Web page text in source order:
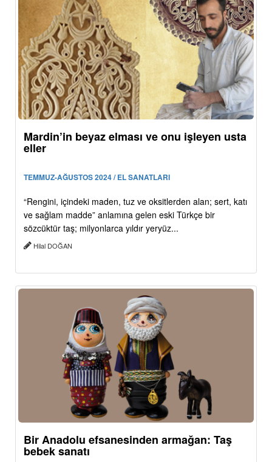
Mardin’in beyaz elması ve onu işleyen usta
eller
TEMMUZ-AĞUSTOS 2024 / EL SANATLARI
“Rengini, içindeki maden, tuz ve oksitlerden alan; sert, katı
ve sağlam madde” anlamına gelen eski Türkçe bir
sözcüktür taş; milyonlarca yıldır yeryüz...
Hilal DOĞAN
Bir Anadolu efsanesinden armağan: Taş
bebek sanatı